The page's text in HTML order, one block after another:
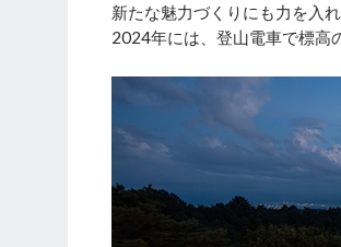
新たな魅力づくりにも力を入
2024年には、登山電車で標高